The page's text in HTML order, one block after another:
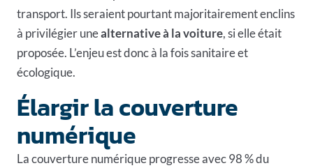
transport. Ils seraient pourtant majoritairement enclins
à privilégier unealternative à la voiture, si elle était
proposée. L’enjeu est donc à la fois sanitaire et
écologique.
Élargir la couverture
numérique
La couverture numérique progresse avec 98 % du